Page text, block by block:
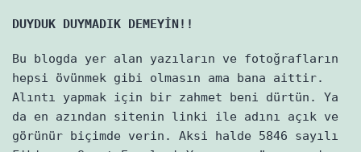
DUYDUK DUYMADIK DEMEYİN!!
Bu blogda yer alan yazıların ve fotoğrafların
hepsi övünmek gibi olmasın ama bana aittir.
Alıntı yapmak için bir zahmet beni dürtün. Ya
da en azından sitenin linki ile adını açık ve
görünür biçimde verin. Aksi halde 5846 sayılı